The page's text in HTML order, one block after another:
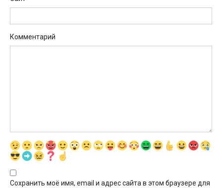
Комментарий
Сохранить моё имя, email и адрес сайта в этом браузере для